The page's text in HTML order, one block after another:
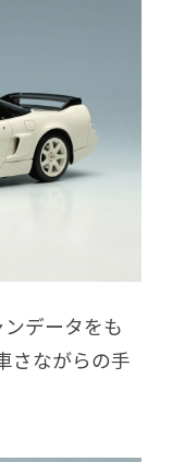
データをも
さながらの手